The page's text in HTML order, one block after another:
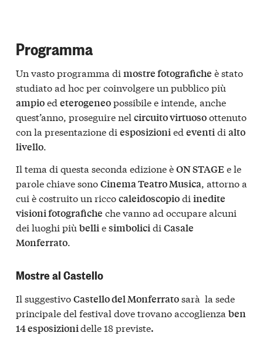
Programma
Un vasto programma di mostre fotografiche è stato
studiato ad hoc per coinvolgere un pubblico più
ampioed eterogeneopossibile e intende, anche
quest’anno, proseguire nel circuito virtuosoottenuto
con la presentazione di esposizionied eventidi alto
livello.
Il tema di questa seconda edizione èON STAGEe le
parole chiave sonoCinema Teatro Musica, attorno a
cui è costruito un riccocaleidoscopiodi inedite
visioni fotografiche che vanno ad occupare alcuni
dei luoghi più belliesimbolicidi Casale
Monferrato.
Mostre al Castello
Il suggestivoCastello del Monferratosarà la sede
principale del festival dove trovano accoglienza ben
14 esposizionidelle 18 previste.